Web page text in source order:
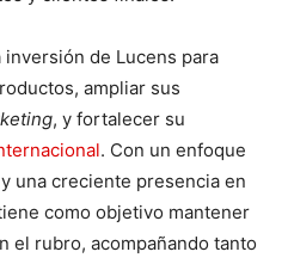
de Lucens para
ampliar sus
, y fortalecer su
. Con un enfoque
y una creciente presencia en
como objetivo mantener
el rubro, acompañando tanto